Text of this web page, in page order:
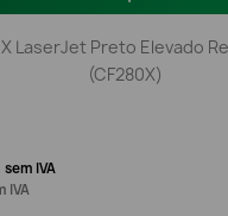
LaserJet Preto Elevado
(CF280X)
sem IVA
IVA